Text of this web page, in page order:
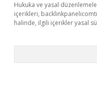
Hukuka ve yasal
içerikleri,
halinde, ilgili içerikler yasal